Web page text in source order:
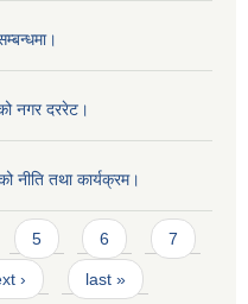
नगर दररेट।
नीति तथा कार्यक्रम।
5 6 7
› last »